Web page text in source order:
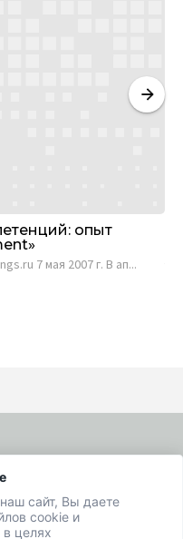
опыт
7 мая 2007 г. В ап...
сайт, Вы даете
cookie и
в целях